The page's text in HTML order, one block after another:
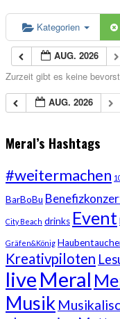
Kategorien
AUG. 2026
Zurzeit gibt es keine
AUG. 2026
Meral’s Hashtags
#weitermachen
BarBoBu
City Beach drinks Event
Gräfen&König
Kreativpiloten
live Meral
Musik